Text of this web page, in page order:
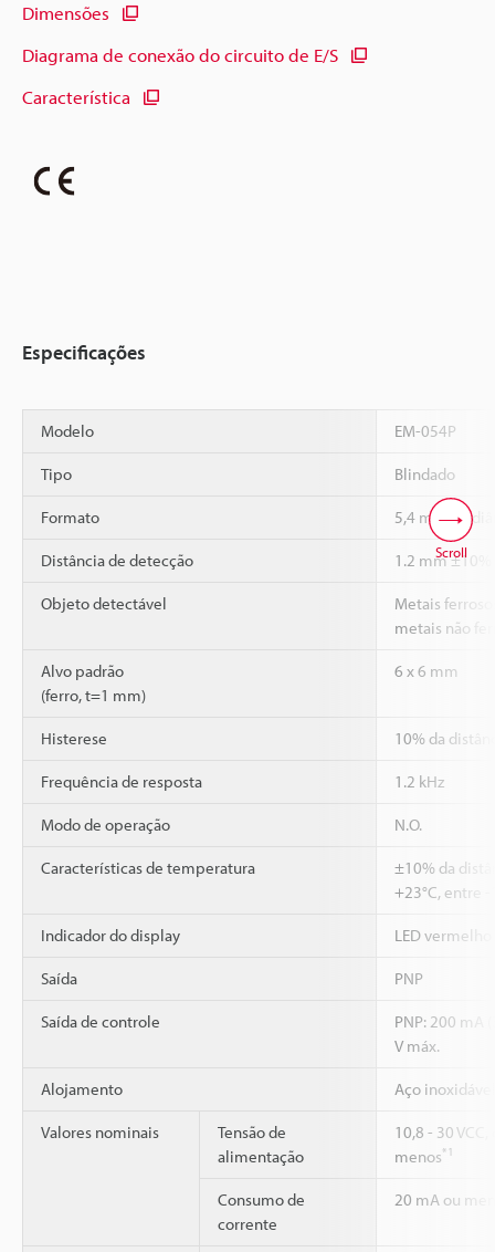
Dimensões
Diagrama de conexão do circuito de E/S
Característica
Especificações
Modelo EM-054P
Tipo Blindado
Formato 5,4 mm de
Distância de detecção 1.2 mm ±10%
Objeto detectável
Metais
metais não
Alvo padrão
(ferro, t=1 mm)
6 x 6 mm
Histerese 10% da
Frequência de resposta 1.2 kHz
Modo de operação N.O.
Características de temperatura
±10% da
+23°C, entre -
Indicador do display LED vermelho
Saída PNP
Saída de controle
PNP: 200 mA
V máx.
Alojamento Aço inoxidável
Valores nominais
Tensão de
alimentação
10,8 - 30
menos*1
Consumo de
corrente
20 mA ou
Scroll